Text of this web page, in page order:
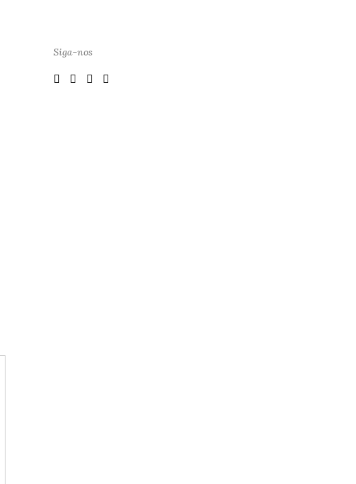
Siga-nos